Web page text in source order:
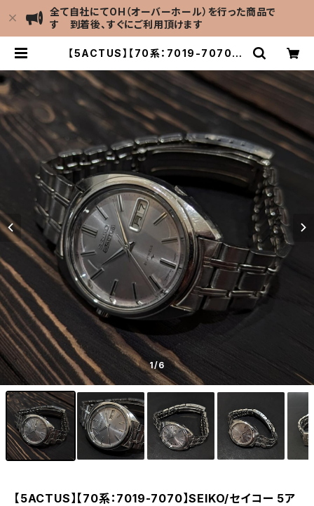
全て自社にてOH（オーバーホール）を行った商品で
す 到着後、すぐにご利用頂けます
【5ACTUS】【70系：7019-7070】S
7019 キャリバー 機械式 自動巻き腕
時計 精工舎亀戸工場/SS 1970年 1
0月製造 アンティークウォッチ 中三針
純正ベルト メンズウォッチ【5ac701
9-7070-4】 | LEVEL7 Antique
Watch館
1/6
【5ACTUS】【70系：7019-7070】SEIKO/セイコー 5ア